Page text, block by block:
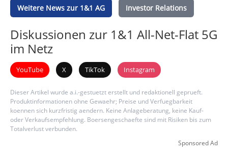
Weitere News zur 1&1 AG Investor Relations
Diskussionen zur 1&1 All-Net-Flat 5G
im Netz
YouTube X TikTok Instagram
Dieser Artikel wurde a.i.-gestuetzt erstellt und redaktionell geprueft.
Produktinformationen ohne Gewaehr; Preise und Verfuegbarkeit
koennen sich kurzfristig aendern. Keine Anlageberatung, keine Kauf-
oder Verkaufsempfehlung. Boersengeschaefte sind mit Risiken bis zum
Totalverlust verbunden.
Sponsored Ad